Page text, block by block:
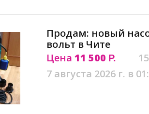
Продам: новый
вольт в Чите
Цена 11 500 Р.
7 августа 2026 г. в